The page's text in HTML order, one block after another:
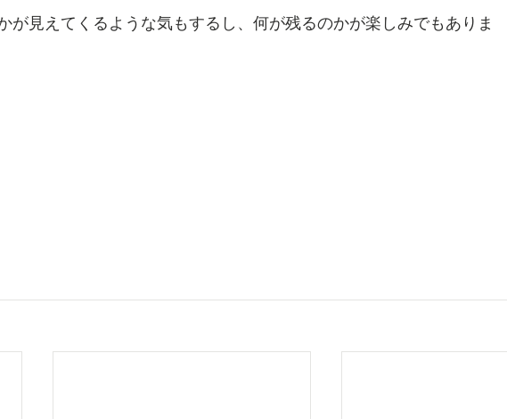
が見えてくるような気もするし、何が残るのかが楽しみでもありま